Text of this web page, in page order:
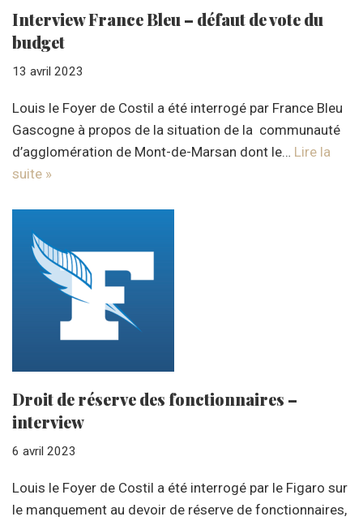
Interview France Bleu – défaut de vote du
budget
13 avril 2023
Louis le Foyer de Costil a été interrogé par France Bleu
Gascogne à propos de la situation de la communauté
d’agglomération de Mont-de-Marsan dont le… Lire la
suite »
Droit de réserve des fonctionnaires –
interview
6 avril 2023
Louis le Foyer de Costil a été interrogé par le Figaro sur
le manquement au devoir de réserve de fonctionnaires,